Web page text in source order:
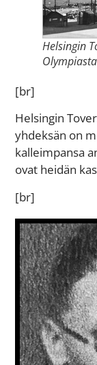
Helsingin
[br]
Helsingin
yhdeksän on
kalleimpansa
ovat heidän
[br]